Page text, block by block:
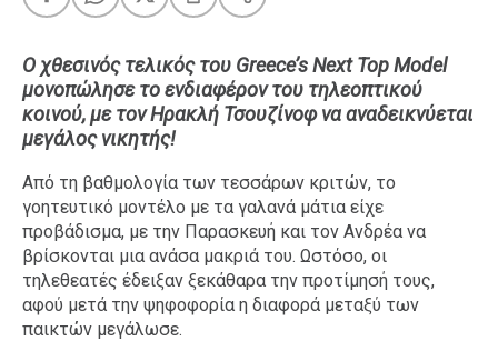
A-List LGBTQI+
Food
Body+Mind
Ταξίδια
Style
Σπίτι
Family
Σχέσεις
Ο χθεσινός τελικός του Greece’s Next Top Model
μονοπώλησε το ενδιαφέρον του τηλεοπτικού
κοινού, με τον Ηρακλή Τσουζίνοφ να αναδεικνύεται
μεγάλος νικητής!
Από τη βαθμολογία των τεσσάρων κριτών, το
γοητευτικό μοντέλο με τα γαλανά μάτια είχε
προβάδισμα, με την Παρασκευή και τον Ανδρέα να
βρίσκονται μια ανάσα μακριά του. Ωστόσο, οι
τηλεθεατές έδειξαν ξεκάθαρα την προτίμησή τους,
αφού μετά την ψηφοφορία η διαφορά μεταξύ των
παικτών μεγάλωσε.